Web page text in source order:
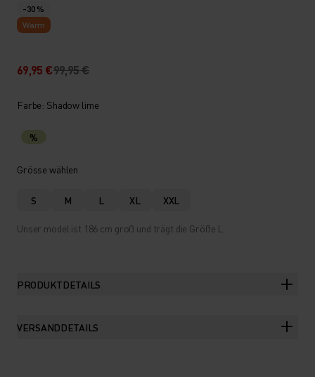
-30 %
Warm
69,95 €99,95 €
Farbe: Shadow lime
%
Grösse wählen
S M L XL XXL
Unser model ist 186 cm groß und trägt die Größe L.
PRODUKTDETAILS
VERSANDDETAILS